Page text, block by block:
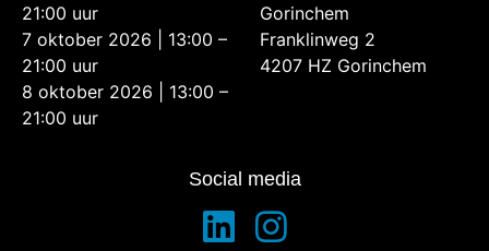
21:00 uur
7 oktober 2026 | 13:00 –
21:00 uur
8 oktober 2026 | 13:00 –
21:00 uur
Gorinchem
Franklinweg 2
4207 HZ Gorinchem
Social media